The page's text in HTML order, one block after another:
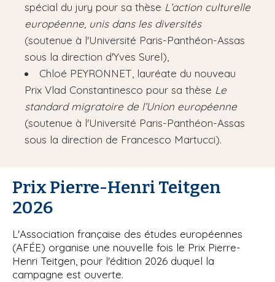
spécial du jury pour sa thèse L’action culturelle
européenne, unis dans les diversités
(soutenue à l'Université Paris-Panthéon-Assas
sous la direction d'Yves Surel),
Chloé PEYRONNET, lauréate du nouveau
Prix Vlad Constantinesco pour sa thèse Le
standard migratoire de l’Union européenne
(soutenue à l'Université Paris-Panthéon-Assas
sous la direction de Francesco Martucci).
Prix Pierre-Henri Teitgen
2026
L'Association française des études européennes
(AFÉE) organise une nouvelle fois le Prix Pierre-
Henri Teitgen, pour l'édition 2026 duquel la
campagne est ouverte.